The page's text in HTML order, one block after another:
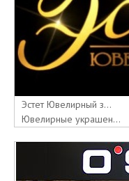
Эстет Ювелирный з...
Ювелирные украшен...